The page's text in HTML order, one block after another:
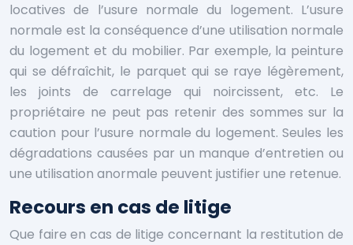
locatives de l’usure normale du logement. L’usure
normale est la conséquence d’une utilisation normale
du logement et du mobilier. Par exemple, la peinture
qui se défraîchit, le parquet qui se raye légèrement,
les joints de carrelage qui noircissent, etc. Le
propriétaire ne peut pas retenir des sommes sur la
caution pour l’usure normale du logement. Seules les
dégradations causées par un manque d’entretien ou
une utilisation anormale peuvent justifier une retenue.
Recours en cas de litige
Que faire en cas de litige concernant la restitution de